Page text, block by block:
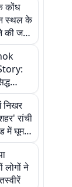
कोंध
स्थल के
की जगी
पूरी
के
निखर
रांची
में घूम
लोगों ने